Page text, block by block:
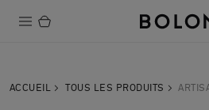
ACCUEIL TOUS LES PRODUITS